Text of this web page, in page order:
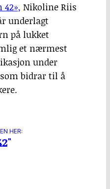
42», Nikoline Riis
underlagt
på lukket
et nærmest
under
bidrar til å
HER: